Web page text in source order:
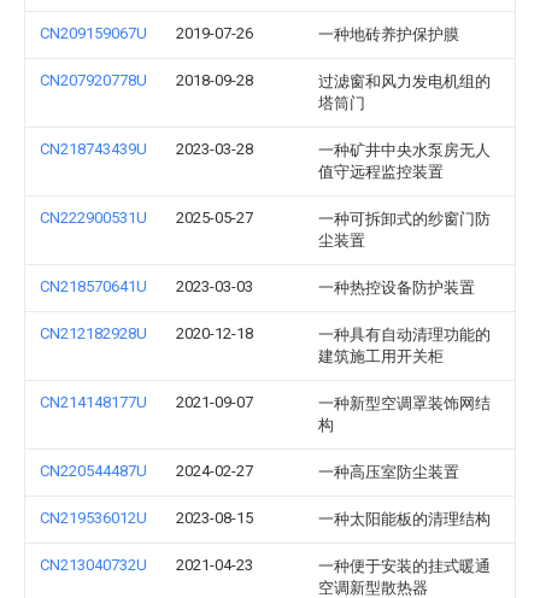
CN209159067U 2019-07-26 一种地砖养护保护膜
CN207920778U 2018-09-28
过滤窗和风力发电机组的
塔筒门
CN218743439U 2023-03-28
一种矿井中央水泵房无人
值守远程监控装置
CN222900531U 2025-05-27
一种可拆卸式的纱窗门防
尘装置
CN218570641U 2023-03-03 一种热控设备防护装置
CN212182928U 2020-12-18
一种具有自动清理功能的
建筑施工用开关柜
CN214148177U 2021-09-07
一种新型空调罩装饰网结
构
CN220544487U 2024-02-27 一种高压室防尘装置
CN219536012U 2023-08-15 一种太阳能板的清理结构
CN213040732U 2021-04-23
一种便于安装的挂式暖通
空调新型散热器